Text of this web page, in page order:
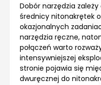
Dobór narzędzia
średnicy nitonakrętek
okazjonalnych
narzędzia ręczne,
połączeń warto
intensywniejszej
stronie pojawia się
dwuręcznej do